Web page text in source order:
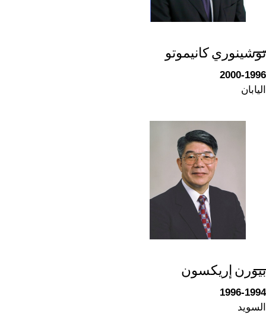
توشينوري كانيموتو
2000-1996
اليابان
بيورن إريكسون
1996-1994
السويد